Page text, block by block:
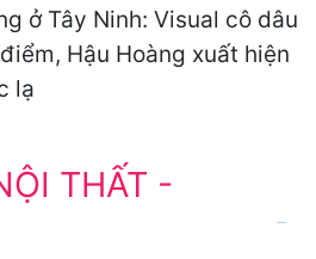
ở Tây Ninh: Visual cô dâu
Hậu Hoàng xuất hiện
lạ
THẤT -